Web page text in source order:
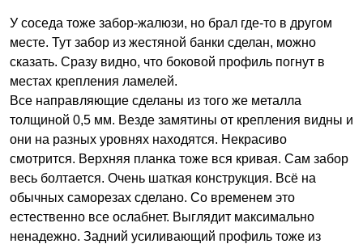
У соседа тоже забор-жалюзи, но брал где-то в другом
месте. Тут забор из жестяной банки сделан, можно
сказать. Сразу видно, что боковой профиль погнут в
местах крепления ламелей.
Все направляющие сделаны из того же металла
толщиной 0,5 мм. Везде замятины от крепления видны и
они на разных уровнях находятся. Некрасиво
смотрится. Верхняя планка тоже вся кривая. Сам забор
весь болтается. Очень шаткая конструкция. Всё на
обычных саморезах сделано. Со временем это
естественно все ослабнет. Выглядит максимально
ненадежно. Задний усиливающий профиль тоже из